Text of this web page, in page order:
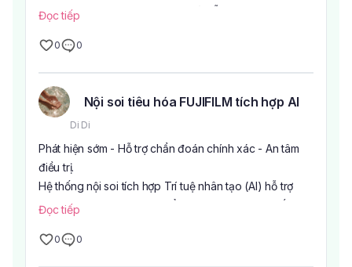
theo dõi tình trạng hệ tiêu hóa và hỗ trợ phát hiện sớm
Tại Bệnh viện Âu Cơ, dịch vụ Nội soi tiêu hóa không
Hệ thống nội soi Fujifilm (Nhật Bản)
Tích hợp Trí tuệ nhân tạo (AI) hỗ trợ bác sĩ trong quá
trình quan sát hình ảnh nội soi
Hình ảnh sắc nét, hỗ trợ đánh giá chính xác hơn
Quy trình nhẹ nhàng, đảm bảo an toàn theo quy trình
chuyên môn
Đội ngũ bác sĩ giàu kinh nghiệm
Nội soi tiêu hóa được bác sĩ chỉ định trong nhiều
trường hợp như có triệu chứng đường tiêu hóa, cần
Đọc tiếp
0 0
Nội soi tiêu hóa FUJIFILM tích hợp AI
Di Di
Phát hiện sớm - Hỗ trợ chẩn đoán chính xác - An tâm
điều trị.
Hệ thống nội soi tích hợp Trí tuệ nhân tạo (AI) hỗ trợ
bác sĩ nhận diện sớm các tổn thương nghi ngờ, kết hợp
soát các bệnh lý đường tiêu hóa.
Đọc tiếp
0 0